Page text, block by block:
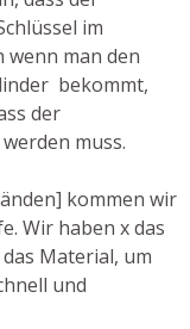
im
wenn man den
bekommt,
der
muss.
kommen wir
Wir haben x das
Material, um
und